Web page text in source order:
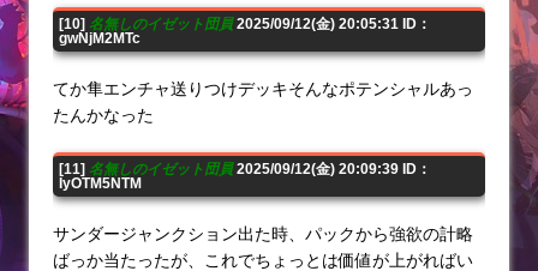
[10] 名無しのイゼット団員2025/09/12(金) 20:05:31 ID：
gwNjM2MTc
てか隼エンチャ送りつけデッキそんなポテンシャルあっ
たんかなった
[11] 名無しのイゼット団員2025/09/12(金) 20:09:39 ID：
IyOTM5NTM
サンダージャンクション出た時、パックから強欲の計略
ばっか当たったが、これでちょっとは価値が上がればい